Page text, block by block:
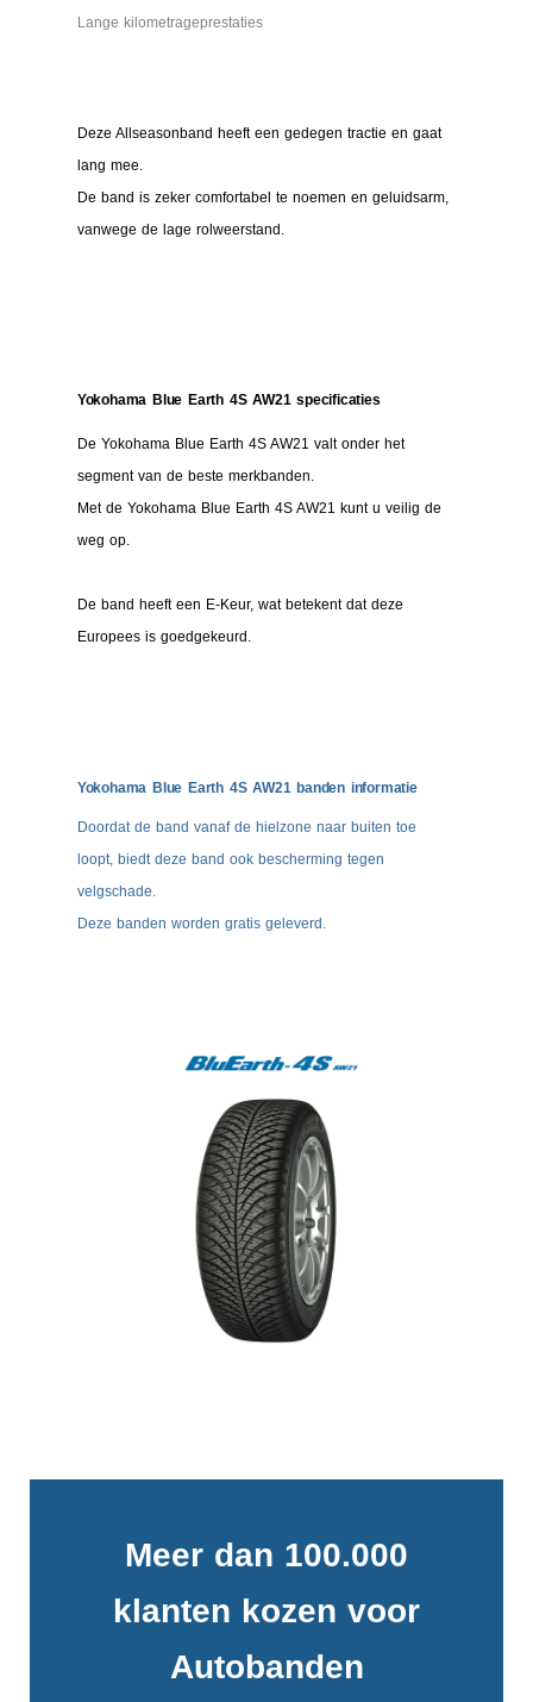
Lange kilometrageprestaties
Deze Allseasonband heeft een gedegen tractie en gaat
lang mee.
De band is zeker comfortabel te noemen en geluidsarm,
vanwege de lage rolweerstand.
Yokohama Blue Earth 4S AW21 specificaties
De Yokohama Blue Earth 4S AW21 valt onder het
segment van de beste merkbanden.
Met de Yokohama Blue Earth 4S AW21 kunt u veilig de
weg op.
De band heeft een E-Keur, wat betekent dat deze
Europees is goedgekeurd.
Yokohama Blue Earth 4S AW21 banden informatie
Doordat de band vanaf de hielzone naar buiten toe
loopt, biedt deze band ook bescherming tegen
velgschade.
Deze banden worden gratis geleverd.
Meer dan 100.000
klanten kozen voor
Autobanden